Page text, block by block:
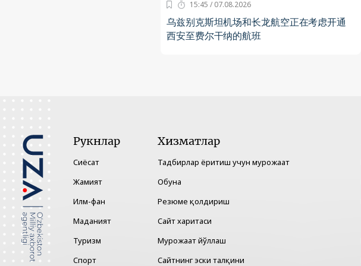
15:45 / 07.08.2026
乌兹别克斯坦机场和长龙航空正在考虑开通
西安至费尔干纳的航班
Рукнлар
Сиёсат
Жамият
Илм-фан
Маданият
Туризм
Спорт
Хизматлар
Тадбирлар ёритиш учун мурожаат
Обуна
Резюме қолдириш
Сайт харитаси
Мурожаат йўллаш
Сайтнинг эски талқини